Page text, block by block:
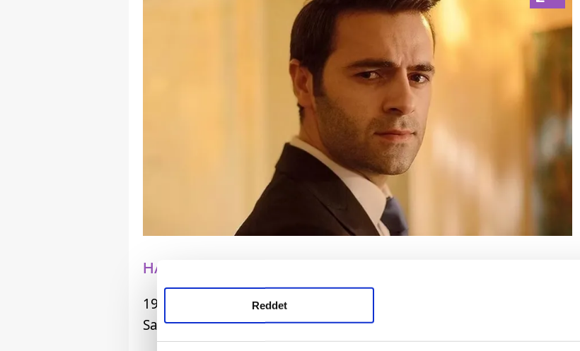
Reddet
HALİL İBRAHİM YILMAZ KİMDİR?
1992 doğumlu Halil İbrahim Yılmaz Dokuz Eylül Üniversitesi Güzel
Sanatlar Fakültesi Oyunculuk Bölümü mezunudur.